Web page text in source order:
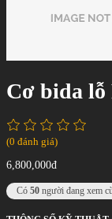
Cơ bida
(0 đánh giá)
6,800,000đ
Có 50 người đang xem